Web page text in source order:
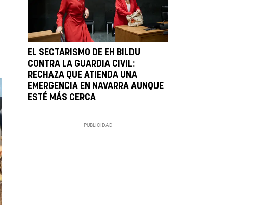
EL SECTARISMO DE EH BILDU
CONTRA LA GUARDIA CIVIL:
RECHAZA QUE ATIENDA UNA
EMERGENCIA EN NAVARRA AUNQUE
ESTÉ MÁS CERCA